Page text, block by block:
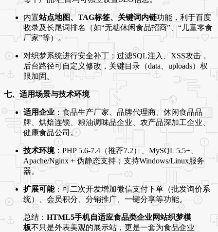
内置站点地图、TAG标签、关键词内链功能，利于百度
收录及长尾词排名（如“无糖休闲食品招商”、“儿童零食
厂家”等）。
对织梦系统进行安全补丁：过滤SQL注入、XSS攻击，
后台路径可自定义修改，关键目录（data、uploads）权
限加固。
七、适用场景与技术环境
适用企业 ：食品生产厂家、品牌代理商、休闲食品品
牌、烘焙连锁、粮油调味品企业、农产品深加工企业、
健康食品公司。
技术环境：PHP 5.6-7.4（推荐7.2）、MySQL 5.5+、
Apache/Nginx + 伪静态支持；支持Windows/Linux服务
器。
扩展可能：可二次开发增加微信支付下单（批发询价系
统）、会员积分、分销推广、一键分享等功能。
总结： HTML5手机自适应食品类企业网站织梦模
板不只是外表美观的展示站，更是一套为食品企业